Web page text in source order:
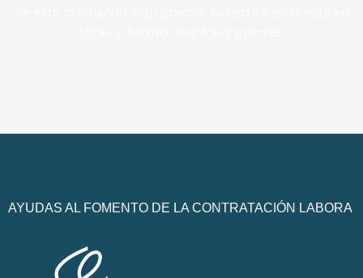
AYUDAS AL FOMENTO DE LA CONTRATACIÓN LABORA